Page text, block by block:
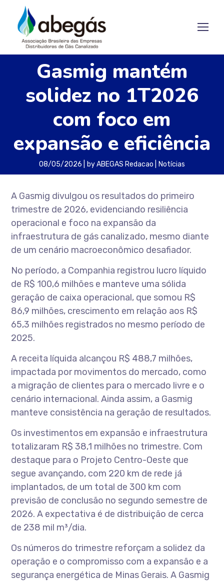
Gasmig mantém
solidez no 1T2026
com foco em
expansão e eficiência
08/05/2026 byABEGAS Redacao Notícias
A Gasmig divulgou os resultados do primeiro
trimestre de 2026, evidenciando resiliência
operacional e foco na expansão da
infraestrutura de gás canalizado, mesmo diante
de um cenário macroeconômico desafiador.
No período, a Companhia registrou lucro líquido
de R$ 100,6 milhões e manteve uma sólida
geração de caixa operacional, que somou R$
86,9 milhões, crescimento em relação aos R$
65,3 milhões registrados no mesmo período de
2025.
A receita líquida alcançou R$ 488,7 milhões,
impactada por movimentos do mercado, como
a migração de clientes para o mercado livre e o
cenário internacional. Ainda assim, a Gasmig
manteve consistência na geração de resultados.
Os investimentos em expansão e infraestrutura
totalizaram R$ 38,1 milhões no trimestre. Com
destaque para o Projeto Centro-Oeste que
segue avançando, com 220 km de rede já
implantados, de um total de 300 km com
previsão de conclusão no segundo semestre de
2026. A expectativa é de distribuição de cerca
de 238 mil m³/dia.
Os números do trimestre reforçam a solidez da
operação e o compromisso com a expansão e a
segurança energética de Minas Gerais. A Gasmig